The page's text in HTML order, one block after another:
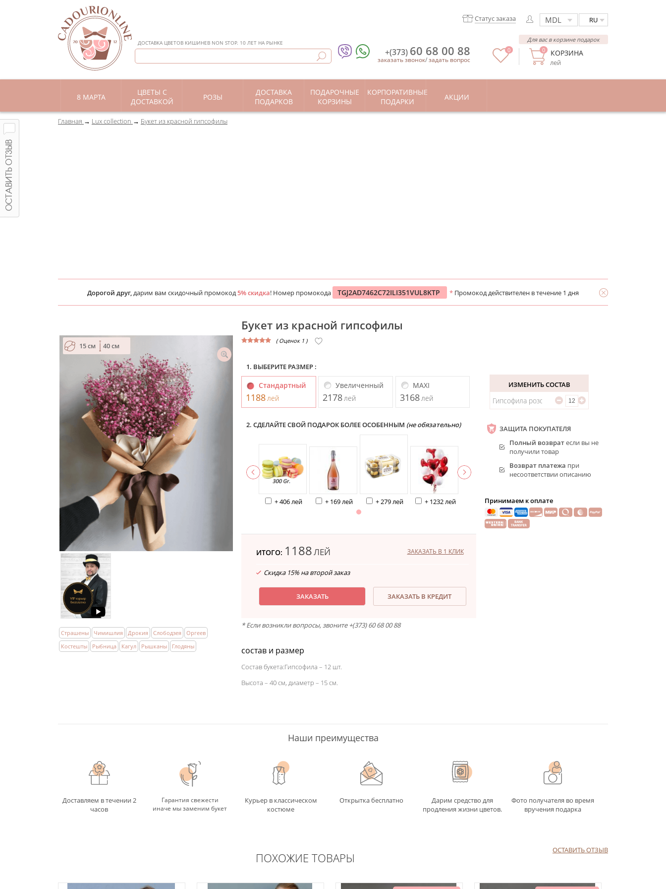
ДОСТАВКА ЦВЕТОВ КИШИНЕВ NON STOP. 10 ЛЕТ НА РЫНКЕ
RU
Статус заказа
КОРЗИНА
лей
0
Для вас в корзине подарок
0
+(373) 60 68 00 88
заказать звонок/задать вопрос
8 МАРТА
ЦВЕТЫ С
ДОСТАВКОЙ
РОЗЫ
ДОСТАВКА
ПОДАРКОВ
ПОДАРОЧНЫЕ
КОРЗИНЫ
КОРПОРАТИВНЫЕ
ПОДАРКИ
АКЦИИ
Главная Lux collection Букет из красной гипсофилы
Дорогой друг,дарим вам скидочный промокод5% скидка! Номер промокода TGJ2AD7462C72ILI351VUL8KTP * Промокод действителен в течение 1 дня
15 см 40 см
Страшены Чимишлия Дрокия Слободзея
Оргеев
Костешты
Рыбница Кагул Рышканы Глодяны
Букет из красной гипсофилы
( Оценок 1 )
1. ВЫБЕРИТЕ РАЗМЕР :
Стандартный
1188 лей
Увеличенный
2178 лей
MAXI
3168 лей
2. СДЕЛАЙТЕ СВОЙ ПОДАРОК БОЛЕЕ ОСОБЕННЫМ (не обязательно)
+ 406 лей + 169 лей + 279 лей + 1232 лей
ИТОГО: 1188ЛЕЙ ЗАКАЗАТЬ В 1 КЛИК
Скидка 15% на второй заказ
ЗАКАЗАТЬ ЗАКАЗАТЬ В КРЕДИТ
* Если возникли вопросы, звоните +(373) 60 68 00 88
состав и размер
Состав букета:Гипсофила – 12 шт.
Высота – 40 см, диаметр – 15 см.
ИЗМЕНИТЬ СОСТАВ
Гипсофила розовая
ЗАЩИТА ПОКУПАТЕЛЯ
Полный возвратесли вы не
получили товар
Возврат платежа при
несоответствии описанию
Принимаем к оплате
Наши преимущества
Доставляем в течении 2
часов
Гарантия свежести
иначе мы заменим букет
Курьер в классическом
костюме
Открытка бесплатно
Дарим средство для
продления жизни цветов.
Фото получателя во время
вручения подарка
ОСТАВИТЬ ОТЗЫВ
ПОХОЖИЕ ТОВАРЫ